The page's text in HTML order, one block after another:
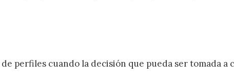
perfiles cuando la decisión que pueda ser tomada a